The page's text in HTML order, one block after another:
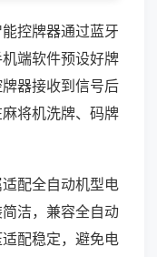
控牌器通过蓝牙
端软件预设好牌
器接收到信号后
将机洗牌、码牌
配全自动机型电
洁，兼容全自动
配稳定，避免电